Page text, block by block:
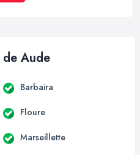
de Aude
Barbaira
Floure
Marseillette